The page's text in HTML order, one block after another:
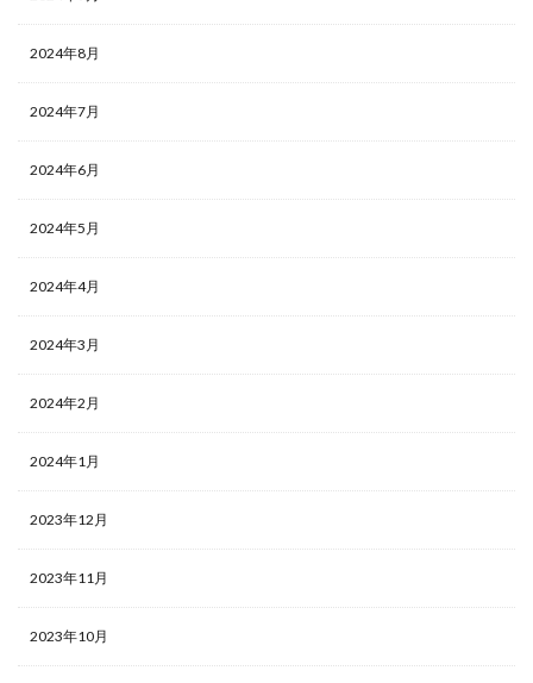
2024年8月
2024年7月
2024年6月
2024年5月
2024年4月
2024年3月
2024年2月
2024年1月
2023年12月
2023年11月
2023年10月